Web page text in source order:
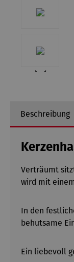
Beschreibung
Verträumt
wird mit
In den
behutsame
Ein liebevoll